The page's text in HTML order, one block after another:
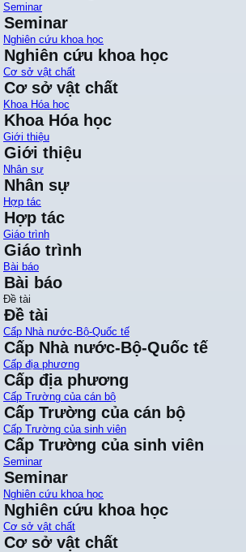
Seminar
Seminar
Nghiên cứu khoa học
Nghiên cứu khoa học
Cơ sở vật chất
Cơ sở vật chất
Khoa Hóa học
Khoa Hóa học
Giới thiệu
Giới thiệu
Nhân sự
Nhân sự
Hợp tác
Hợp tác
Giáo trình
Giáo trình
Bài báo
Bài báo
Đề tài
Đề tài
Cấp Nhà nước-Bộ-Quốc tế
Cấp Nhà nước-Bộ-Quốc tế
Cấp địa phương
Cấp địa phương
Cấp Trường của cán bộ
Cấp Trường của cán bộ
Cấp Trường của sinh viên
Cấp Trường của sinh viên
Seminar
Seminar
Nghiên cứu khoa học
Nghiên cứu khoa học
Cơ sở vật chất
Cơ sở vật chất